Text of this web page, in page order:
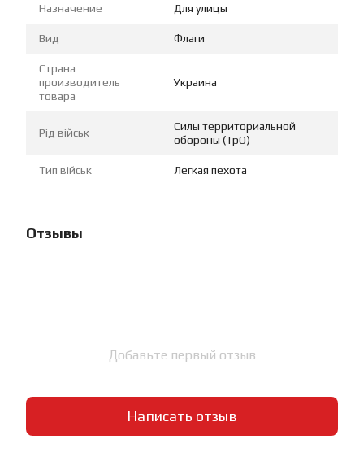
Назначение Для улицы
Вид Флаги
Страна
производитель
товара
Украина
Рід військ
Силы территориальной
обороны (ТрО)
Тип військ Легкая пехота
Отзывы
Добавьте первый отзыв
Написать отзыв